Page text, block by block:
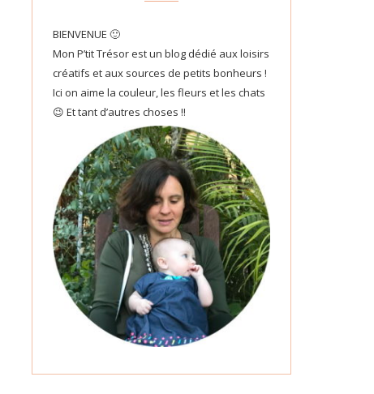
BIENVENUE 🙂
Mon P’tit Trésor est un blog dédié aux loisirs
créatifs et aux sources de petits bonheurs !
Ici on aime la couleur, les fleurs et les chats
😉 Et tant d’autres choses !!